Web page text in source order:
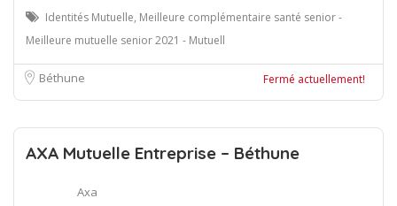
Identités Mutuelle, Meilleure complémentaire santé senior -
Meilleure mutuelle senior 2021 - Mutuell
Béthune Fermé actuellement!
AXA Mutuelle Entreprise – Béthune
Axa